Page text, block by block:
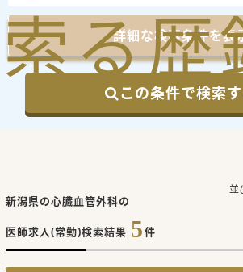
索る歴
詳細な検索条件を表
この条件で検索
新潟県の心臓血管外科の
医師求人(常勤)検索結果 5件
並